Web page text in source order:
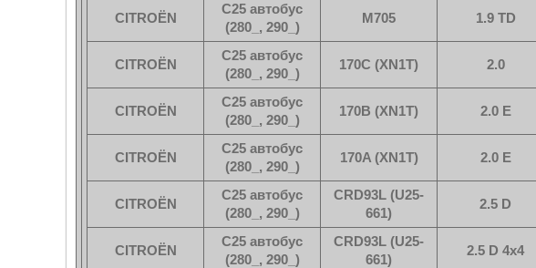
CITROËN
C25 автобус
(280_, 290_)
M705 1.9 TD
CITROËN
C25 автобус
(280_, 290_)
170C (XN1T) 2.0
CITROËN
C25 автобус
(280_, 290_)
170B (XN1T) 2.0 E
CITROËN
C25 автобус
(280_, 290_)
170A (XN1T) 2.0 E
CITROËN
C25 автобус
(280_, 290_)
CRD93L (U25-
661)
2.5 D
CITROËN
C25 автобус
(280_, 290_)
CRD93L (U25-
661)
2.5 D 4x4